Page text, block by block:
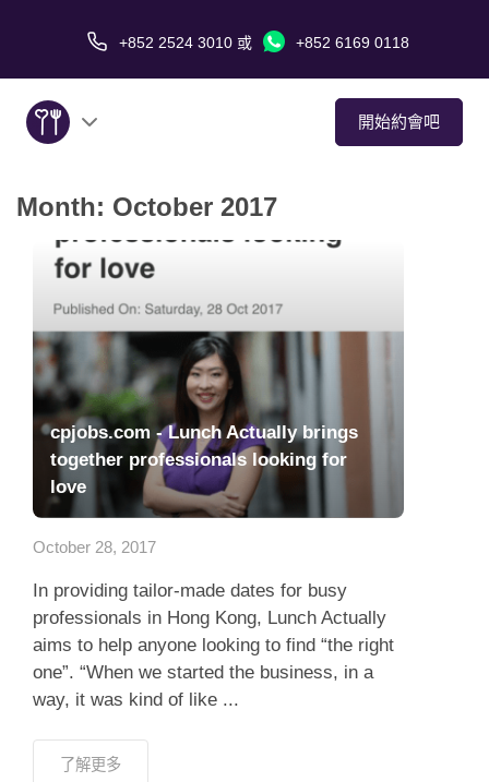
+852 2524 3010 或 +852 6169 0118
開始約會吧
關於我們
服務
愛情故事
傳媒報導
約會技巧
應用程式
聯絡我們
Month: October 2017
cpjobs.com - Lunch Actually brings
together professionals looking for
love
October 28, 2017
In providing tailor-made dates for busy
professionals in Hong Kong, Lunch Actually
aims to help anyone looking to find “the right
one”. “When we started the business, in a
way, it was kind of like ...
了解更多